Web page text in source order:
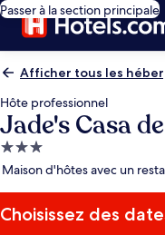
Passer à la section principale
Afficher tous les
Hôte professionnel
Jade's Casa
Hébergement
3.0 étoiles
Maison d'hôtes avec un
Choisissez des